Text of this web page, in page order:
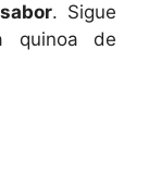
. Sigue
quinoa de